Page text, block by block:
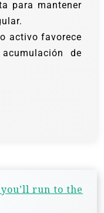
para mantener
activo favorece
de
run to the